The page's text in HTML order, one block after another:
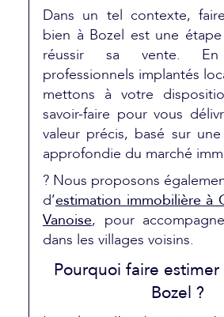
Dans un tel contexte,
bien à Bozel est une
réussir sa vente.
professionnels implantés
mettons à votre
savoir-faire pour vous
valeur précis, basé sur une
approfondie du marché
? Nous proposons
d’estimation immobilière à
Vanoise, pour
dans les villages voisins.
Pourquoi faire
Bozel ?